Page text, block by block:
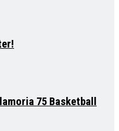
75 Basketball